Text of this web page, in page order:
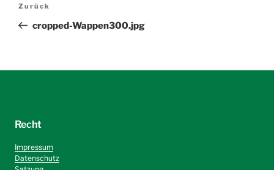
Vorheriger
Beitrag
Zurück
cropped-Wappen300.jpg
Recht
Impressum
Datenschutz